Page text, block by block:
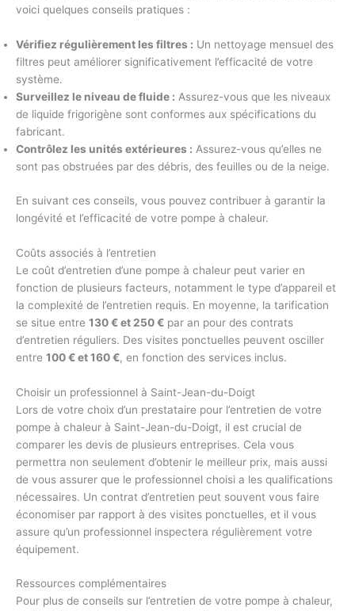
voici quelques conseils pratiques :
Vérifiez régulièrement les filtres : Un nettoyage mensuel des
filtres peut améliorer significativement l’efficacité de votre
système.
Surveillez le niveau de fluide : Assurez-vous que les niveaux
de liquide frigorigène sont conformes aux spécifications du
fabricant.
Contrôlez les unités extérieures : Assurez-vous qu’elles ne
sont pas obstruées par des débris, des feuilles ou de la neige.
En suivant ces conseils, vous pouvez contribuer à garantir la
longévité et l’efficacité de votre pompe à chaleur.
Coûts associés à l’entretien
Le coût d’entretien d’une pompe à chaleur peut varier en
fonction de plusieurs facteurs, notamment le type d’appareil et
la complexité de l’entretien requis. En moyenne, la tarification
se situe entre 130 € et 250 € par an pour des contrats
d’entretien réguliers. Des visites ponctuelles peuvent osciller
entre 100 € et 160 €, en fonction des services inclus.
Choisir un professionnel à Saint-Jean-du-Doigt
Lors de votre choix d’un prestataire pour l’entretien de votre
pompe à chaleur à Saint-Jean-du-Doigt, il est crucial de
comparer les devis de plusieurs entreprises. Cela vous
permettra non seulement d’obtenir le meilleur prix, mais aussi
de vous assurer que le professionnel choisi a les qualifications
nécessaires. Un contrat d’entretien peut souvent vous faire
économiser par rapport à des visites ponctuelles, et il vous
assure qu’un professionnel inspectera régulièrement votre
équipement.
Ressources complémentaires
Pour plus de conseils sur l’entretien de votre pompe à chaleur,